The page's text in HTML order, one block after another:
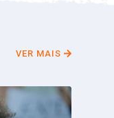
VER MAIS